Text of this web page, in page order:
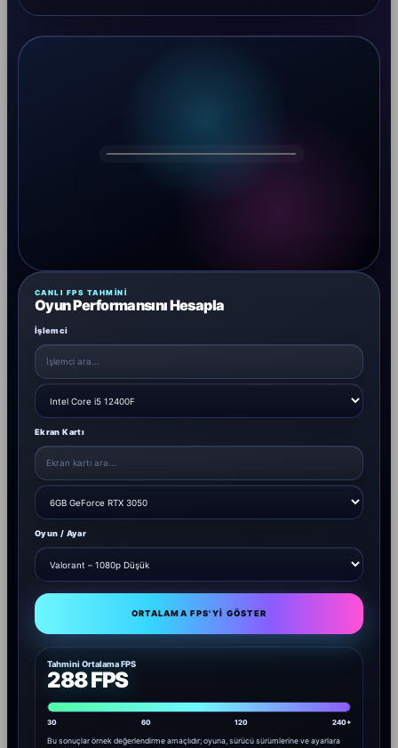
CANLI FPS TAHMINI
Oyun Performansını Hesapla
İşlemci
Ekran Kartı
Oyun / Ayar
ORTALAMA FPS'YI GÖSTER
Tahmini Ortalama FPS
288 FPS
30 60 120 240+
Bu sonuçlar örnek değerlendirme amaçlıdır; oyuna, sürücü sürümlerine ve ayarlara